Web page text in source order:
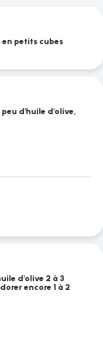
petits cubes
d'huile d'olive,
d'olive 2 à 3
encore 1 à 2